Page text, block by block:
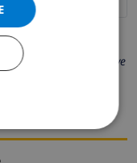
vil aldrig blive